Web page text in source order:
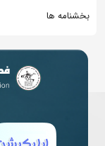
بخشنامه ها